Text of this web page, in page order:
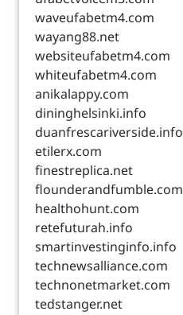
waveufabetm4.com
wayang88.net
websiteufabetm4.com
whiteufabetm4.com
anikalappy.com
dininghelsinki.info
duanfrescariverside.info
etilerx.com
finestreplica.net
flounderandfumble.com
healthohunt.com
retefuturah.info
smartinvestinginfo.info
technewsalliance.com
technonetmarket.com
tedstanger.net